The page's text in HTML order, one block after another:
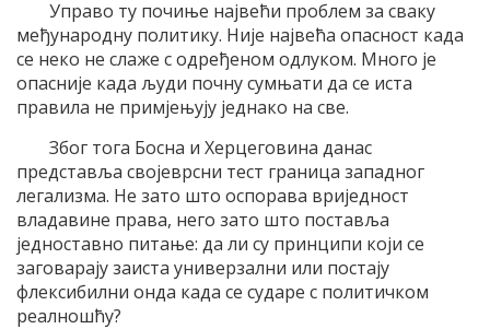
Управо ту почиње највећи проблем за сваку
међународну политику. Није највећа опасност када
се неко не слаже с одређеном одлуком. Много је
опасније када људи почну сумњати да се иста
правила не примјењују једнако на све.
Због тога Босна и Херцеговина данас
представља својеврсни тест граница западног
легализма. Не зато што оспорава вриједност
владавине права, него зато што поставља
једноставно питање: да ли су принципи који се
заговарају заиста универзални или постају
флексибилни онда када се сударе с политичком
реалношћу?